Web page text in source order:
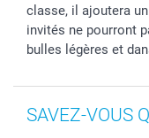
classe, il ajoutera
invités ne pourront
bulles légères et
SAVEZ-VOUS